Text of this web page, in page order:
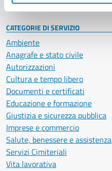
CATEGORIE DI SERVIZIO
Ambiente
Anagrafe e stato civile
Autorizzazioni
Cultura e tempo libero
Documenti e certificati
Educazione e formazione
Giustizia e sicurezza pubblica
Imprese e commercio
Salute, benessere e assistenza
Servizi Cimiteriali
Vita lavorativa